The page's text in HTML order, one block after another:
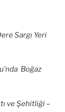
Sargı Yeri
Boğaz
ve Şehitliği –